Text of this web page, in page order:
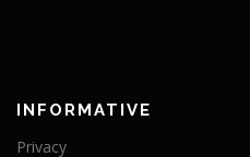
INFORMATIVE
Privacy